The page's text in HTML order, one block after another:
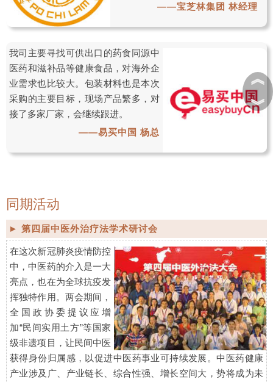
——宝芝林集团 林经理
我司主要寻找可供出口的药食同源中
医药和滋补品等健康食品，对海外企
业需求也比较大。包装材料也是本次
采购的主要目标，现场产品繁多，对
接了多家厂家，会继续跟进。
——易买中国 杨总
同期活动
► 第四届中医外治疗法学术研讨会
在这次新冠肺炎疫情防控
中，中医药的介入是一大
亮点，也在为全球抗疫发
挥独特作用。两会期间，
全国政协委提议应增
加“民间实用土方”等国家
级非遗项目，让民间中医
获得身份归属感，以促进中医药事业可持续发展。中医药健康
产业涉及广、产业链长、综合性强、增长空间大，势将成为未
︽
︾